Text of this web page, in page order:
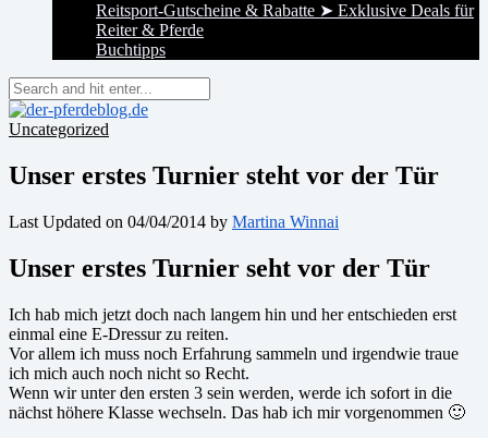
Reitsport-Gutscheine & Rabatte ➤ Exklusive Deals für
Reiter & Pferde
Buchtipps
Uncategorized
Unser erstes Turnier steht vor der Tür
Last Updated on 04/04/2014 by Martina Winnai
Unser erstes Turnier seht vor der Tür
Ich hab mich jetzt doch nach langem hin und her entschieden erst
einmal eine E-Dressur zu reiten.
Vor allem ich muss noch Erfahrung sammeln und irgendwie traue
ich mich auch noch nicht so Recht.
Wenn wir unter den ersten 3 sein werden, werde ich sofort in die
nächst höhere Klasse wechseln. Das hab ich mir vorgenommen 🙂